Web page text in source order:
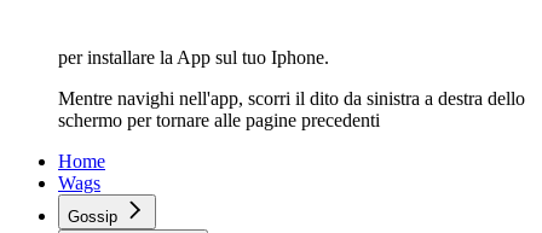
per installare la App sul tuo Iphone.
Mentre navighi nell'app, scorri il dito da sinistra a destra dello
schermo per tornare alle pagine precedenti
Home
Wags
Gossip